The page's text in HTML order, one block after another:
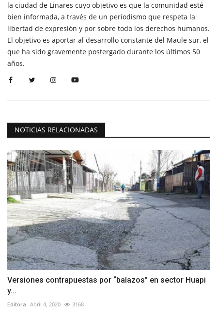
la ciudad de Linares cuyo objetivo es que la comunidad esté
bien informada, a través de un periodismo que respeta la
libertad de expresión y por sobre todo los derechos humanos.
El objetivo es aportar al desarrollo constante del Maule sur, el
que ha sido gravemente postergado durante los últimos 50
años.
NOTICIAS RELACIONADAS
Versiones contrapuestas por “balazos” en sector Huapi
y...
Editora Abril 4, 2020 3168